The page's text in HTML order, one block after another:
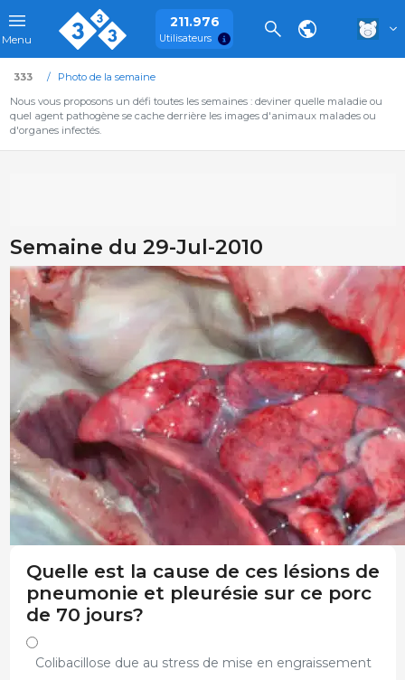
Menu
211.976
Utilisateurs
333
Photo de la semaine
Nous vous proposons un défi toutes les semaines : deviner quelle maladie ou
quel agent pathogène se cache derrière les images d'animaux malades ou
d'organes infectés.
Semaine du 29-Jul-2010
Quelle est la cause de ces lésions de
pneumonie et pleurésie sur ce porc
de 70 jours?
Colibacillose due au stress de mise en engraissement